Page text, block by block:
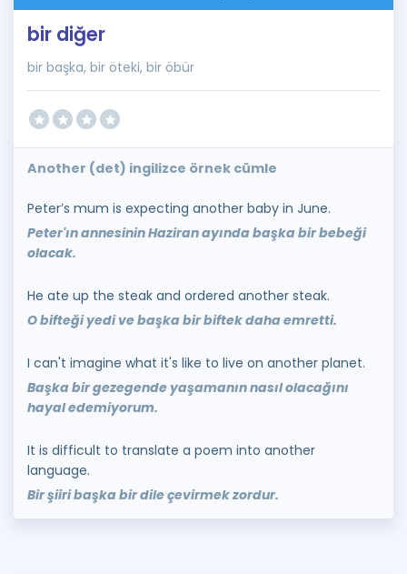
İngilizce Gramer
bir diğer
bir başka, bir öteki, bir öbür
Another (det) ingilizce örnek cümle
Peter’s mum is expecting another baby in June.
Peter'ın annesinin Haziran ayında başka bir bebeği
olacak.
He ate up the steak and ordered another steak.
O bifteği yedi ve başka bir biftek daha emretti.
I can't imagine what it's like to live on another planet.
Başka bir gezegende yaşamanın nasıl olacağını
hayal edemiyorum.
It is difficult to translate a poem into another
language.
Bir şiiri başka bir dile çevirmek zordur.